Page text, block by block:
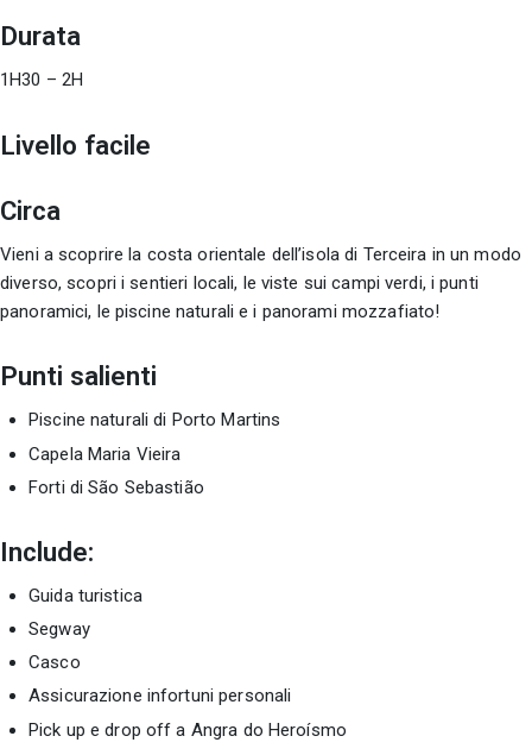
Durata
1H30 – 2H
Livello facile
Circa
Vieni a scoprire la costa orientale dell’isola di Terceira in un modo
diverso, scopri i sentieri locali, le viste sui campi verdi, i punti
panoramici, le piscine naturali e i panorami mozzafiato!
Punti salienti
Piscine naturali di Porto Martins
Capela Maria Vieira
Forti di São Sebastião
Include:
Guida turistica
Segway
Casco
Assicurazione infortuni personali
Pick up e drop off a Angra do Heroísmo